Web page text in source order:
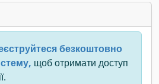
безкоштовно
щоб отримати доступ